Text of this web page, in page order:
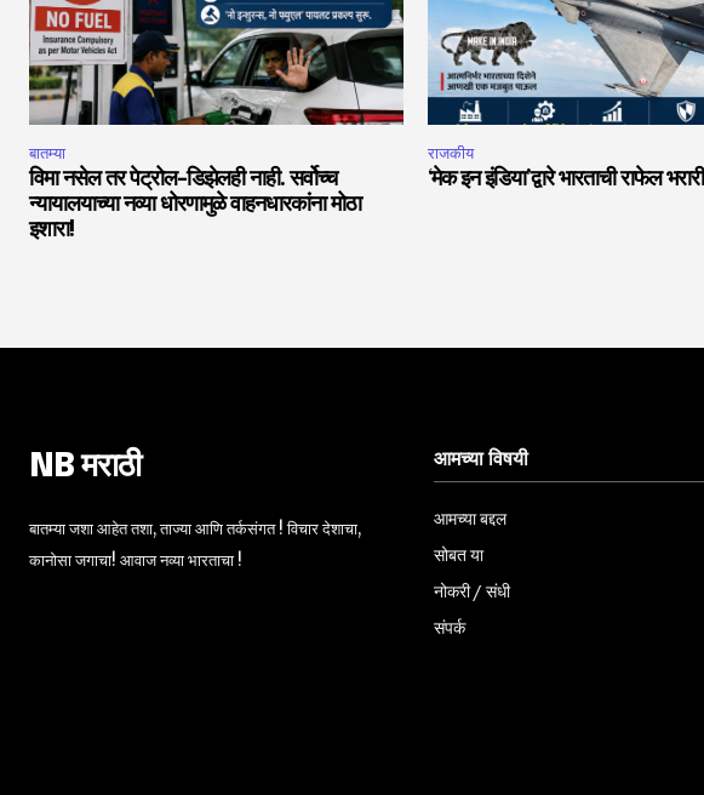
बातम्या
विमा नसेल तर पेट्रोल-डिझेलही नाही. सर्वोच्च
न्यायालयाच्या नव्या धोरणामुळे वाहनधारकांना मोठा
इशारा!
राजकीय
‘मेक इन इंडिया’द्वारे भारताची राफेल भरारी
NB मराठी
बातम्या जशा आहेत तशा, ताज्या आणि तर्कसंगत ! विचार देशाचा,
कानोसा जगाचा! आवाज नव्या भारताचा !
आमच्या विषयी
आमच्या बद्दल
सोबत या
नोकरी / संधी
संपर्क